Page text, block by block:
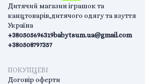
Дитячий магазин іграшок та
канцтоварів,дитячого одягу та взуття
Україна
+380505696319
+380508797357
babytsum.ua@gmail.com
ПОКУПЦЕВІ
Договір оферти